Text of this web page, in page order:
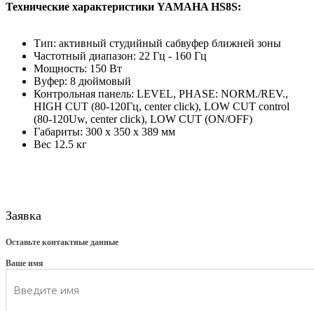
Технические характеристики YAMAHA HS8S:
Тип: активный студийный сабвуфер ближней зоны
Частотный диапазон: 22 Гц - 160 Гц
Мощность: 150 Вт
Вуфер: 8 дюймовый
Контрольная панель: LEVEL, PHASE: NORM./REV.,
HIGH CUT (80-120Гц, center click), LOW CUT control
(80-120Uw, center click), LOW CUT (ON/OFF)
Габариты: 300 х 350 х 389 мм
Вес 12.5 кг
Заявка
Оставьте контактные данные
Ваше имя